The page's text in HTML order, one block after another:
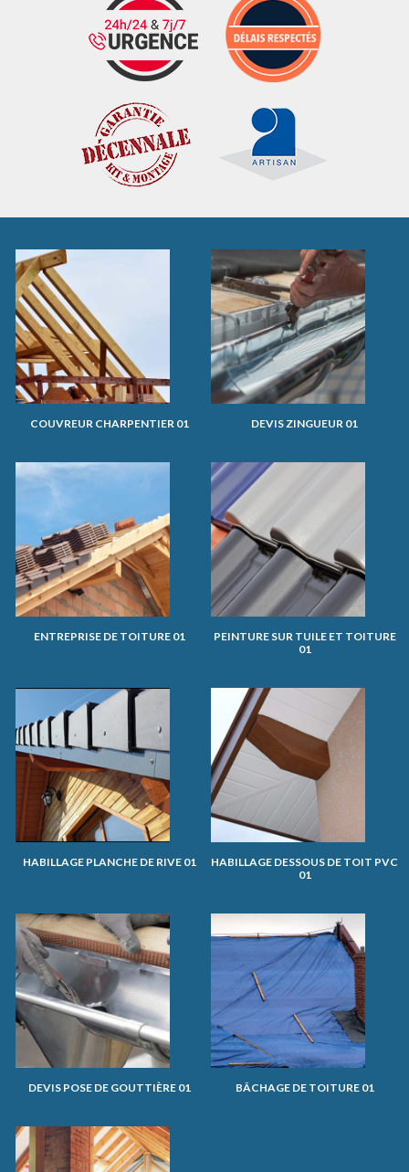
COUVREUR CHARPENTIER 01 DEVIS ZINGUEUR 01
ENTREPRISE DE TOITURE 01
PEINTURE SUR TUILE ET TOITURE
01
HABILLAGE PLANCHE DE RIVE 01
HABILLAGE DESSOUS DE TOIT PVC
01
DEVIS POSE DE GOUTTIÈRE 01 BÂCHAGE DE TOITURE 01